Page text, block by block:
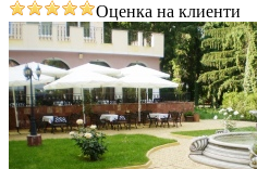
Оценка на клиенти